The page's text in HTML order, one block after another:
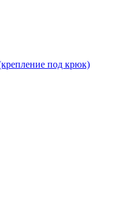
под крюк)